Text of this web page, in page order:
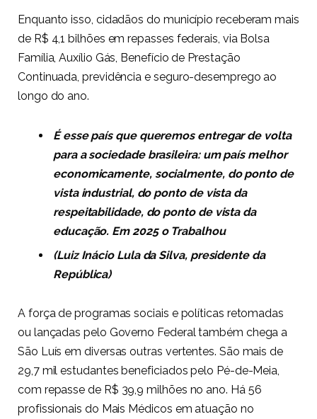
Enquanto isso, cidadãos do município receberam mais
de R$ 4,1 bilhões em repasses federais, via Bolsa
Família, Auxílio Gás, Benefício de Prestação
Continuada, previdência e seguro-desemprego ao
longo do ano.
É esse país que queremos entregar de volta
para a sociedade brasileira: um país melhor
economicamente, socialmente, do ponto de
vista industrial, do ponto de vista da
respeitabilidade, do ponto de vista da
educação. Em 2025 o Trabalhou
(Luiz Inácio Lula da Silva, presidente da
República)
A força de programas sociais e políticas retomadas
ou lançadas pelo Governo Federal também chega a
São Luís em diversas outras vertentes. São mais de
29,7 mil estudantes beneficiados pelo Pé-de-Meia,
com repasse de R$ 39,9 milhões no ano. Há 56
profissionais do Mais Médicos em atuação no